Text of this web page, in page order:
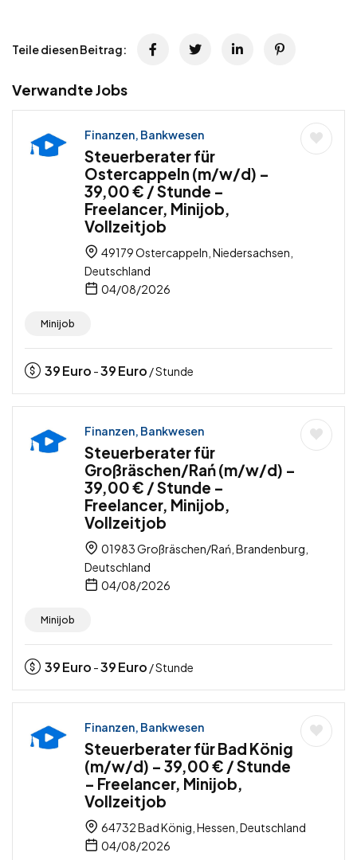
Teile diesen Beitrag:
Verwandte Jobs
Finanzen, Bankwesen
Steuerberater für
Ostercappeln (m/w/d) –
39,00 € / Stunde –
Freelancer, Minijob,
Vollzeitjob
49179 Ostercappeln, Niedersachsen,
Deutschland
04/08/2026
Minijob
39Euro -39Euro / Stunde
Finanzen, Bankwesen
Steuerberater für
Großräschen/Rań (m/w/d) –
39,00 € / Stunde –
Freelancer, Minijob,
Vollzeitjob
01983 Großräschen/Rań, Brandenburg,
Deutschland
04/08/2026
Minijob
39Euro -39Euro / Stunde
Finanzen, Bankwesen
Steuerberater für Bad König
(m/w/d) – 39,00 € / Stunde
– Freelancer, Minijob,
Vollzeitjob
64732 Bad König, Hessen, Deutschland
04/08/2026